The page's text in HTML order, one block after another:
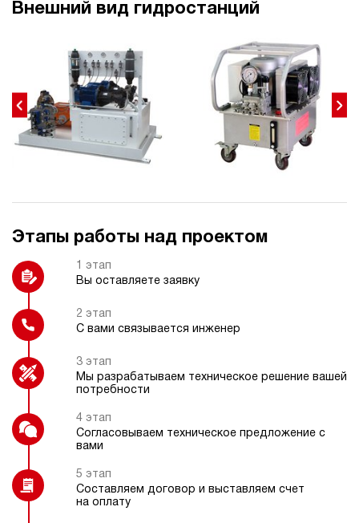
Блок управления 1-8
гидроинструментов
Колеса
Датчик температуры
Реле давления
Фильтр напорный с индикатором
Внешний вид гидростанций
Этапы работы над проектом
1 этап
Вы оставляете заявку
2 этап
С вами связывается инженер
3 этап
Мы разрабатываем техническое решение вашей
потребности
4 этап
Согласовываем техническое предложение с
вами
5 этап
Составляем договор и выставляем счет
на оплату